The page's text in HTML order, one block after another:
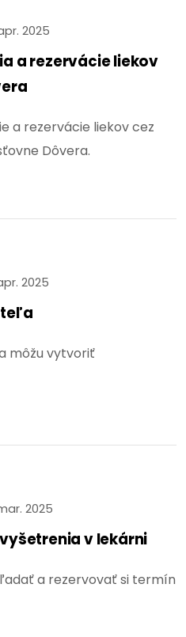
2025
a rezervácie liekov
a rezervácie liekov cez
Dôvera.
2025
môžu vytvoriť
2025
v lekárni
a rezervovať si termín